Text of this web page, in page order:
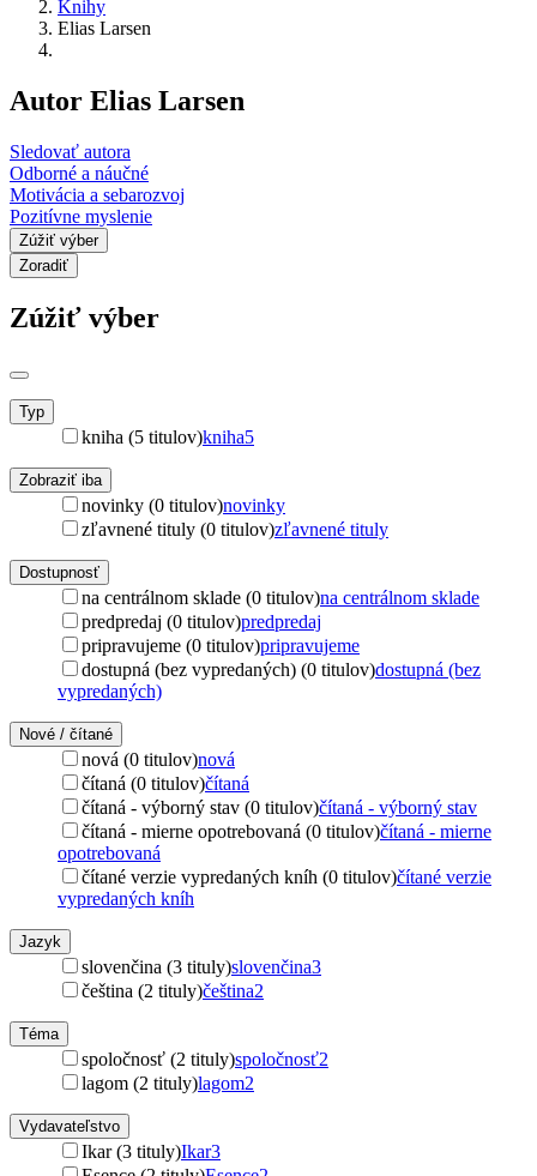
Knihy
Elias Larsen
Autor Elias Larsen
Sledovať autora
Odborné a náučné
Motivácia a sebarozvoj
Pozitívne myslenie
Zúžiť výber
Zoradiť
Zúžiť výber
Typ
kniha (5 titulov)kniha5
Zobraziť iba
novinky (0 titulov)novinky
zľavnené tituly (0 titulov)zľavnené tituly
Dostupnosť
na centrálnom sklade (0 titulov)na centrálnom sklade
predpredaj (0 titulov)predpredaj
pripravujeme (0 titulov)pripravujeme
dostupná (bez vypredaných) (0 titulov)dostupná (bez
vypredaných)
Nové / čítané
nová (0 titulov)nová
čítaná (0 titulov)čítaná
čítaná - výborný stav (0 titulov)čítaná - výborný stav
čítaná - mierne opotrebovaná (0 titulov)čítaná - mierne
opotrebovaná
čítané verzie vypredaných kníh (0 titulov)čítané verzie
vypredaných kníh
Jazyk
slovenčina (3 tituly)slovenčina3
čeština (2 tituly)čeština2
Téma
spoločnosť (2 tituly)spoločnosť2
lagom (2 tituly)lagom2
Vydavateľstvo
Ikar (3 tituly)Ikar3